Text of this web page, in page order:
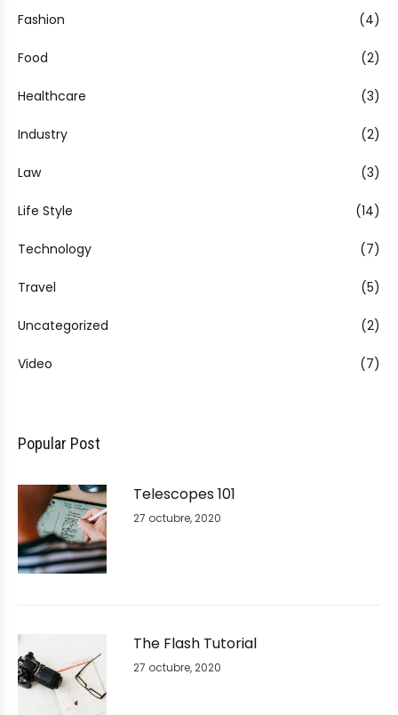
Fashion (4)
Food (2)
Healthcare (3)
Industry (2)
Law (3)
Life Style (14)
Technology (7)
Travel (5)
Uncategorized (2)
Video (7)
Popular Post
Telescopes 101
27 octubre, 2020
The Flash Tutorial
27 octubre, 2020